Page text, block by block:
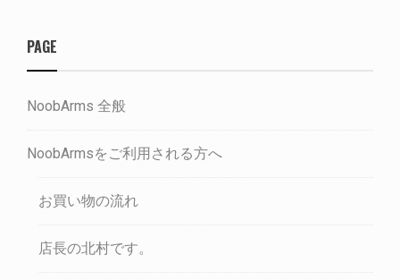
PAGE
NoobArms 全般
NoobArmsをご利用される方へ
お買い物の流れ
店長の北村です。